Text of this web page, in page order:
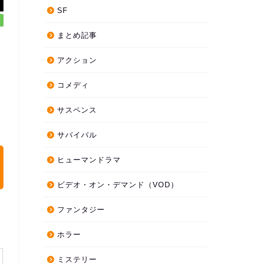
SF
まとめ記事
アクション
コメディ
サスペンス
サバイバル
ヒューマンドラマ
ビデオ・オン・デマンド（VOD）
ファンタジー
ホラー
ミステリー